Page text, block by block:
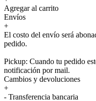
Agregar al carrito
Envíos
+
El costo del envío será
pedido.
Pickup: Cuando tu pedido
notificación por mail.
Cambios y devoluciones
+
- Transferencia bancaria